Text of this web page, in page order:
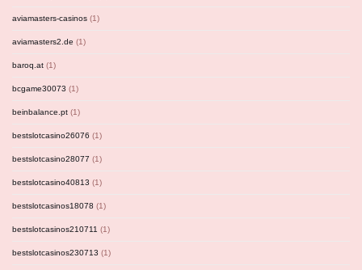
aviamasters-casinos (1)
aviamasters2.de (1)
baroq.at (1)
bcgame30073 (1)
beinbalance.pt (1)
bestslotcasino26076 (1)
bestslotcasino28077 (1)
bestslotcasino40813 (1)
bestslotcasinos18078 (1)
bestslotcasinos210711 (1)
bestslotcasinos230713 (1)